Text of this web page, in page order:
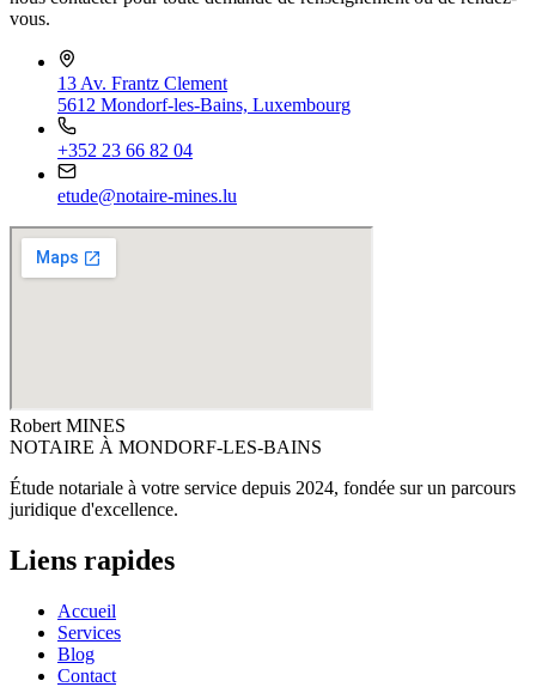
vous.
13 Av. Frantz Clement
5612 Mondorf-les-Bains, Luxembourg
+352 23 66 82 04
etude@notaire-mines.lu
Robert MINES
NOTAIRE À MONDORF-LES-BAINS
Étude notariale à votre service depuis 2024, fondée sur un parcours
juridique d'excellence.
Liens rapides
Accueil
Services
Blog
Contact